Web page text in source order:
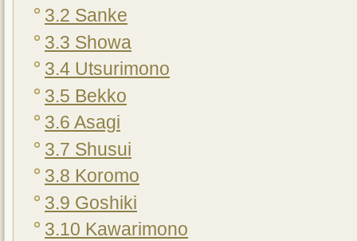
3.2 Sanke
3.3 Showa
3.4 Utsurimono
3.5 Bekko
3.6 Asagi
3.7 Shusui
3.8 Koromo
3.9 Goshiki
3.10 Kawarimono